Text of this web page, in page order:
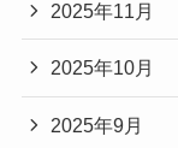
2025年11月
2025年10月
2025年9月